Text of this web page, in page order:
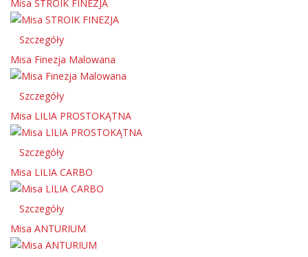
Misa STROIK FINEZJA
Szczegóły
Misa Finezja Malowana
Szczegóły
Misa LILIA PROSTOKĄTNA
Szczegóły
Misa LILIA CARBO
Szczegóły
Misa ANTURIUM